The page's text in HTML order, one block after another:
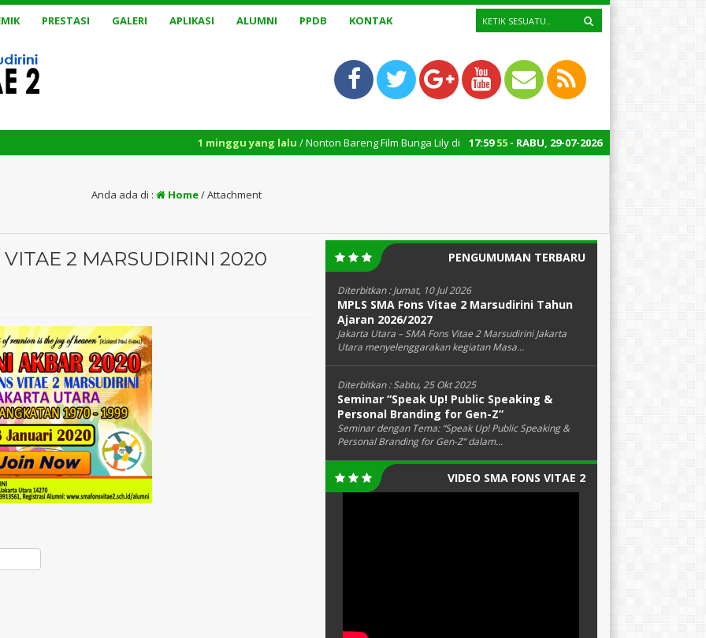
PRESTASI GALERI APLIKASI ALUMNI PPDB KONTAK
17:59 56 - RABU, 29-07-2026
1 minggu yang lalu/ Nonton Bareng Film Bunga Lily di Taman Revolusi: Rabu, 22 Juli 2026, Pukul: 08.00 s/d selesai
Anda ada di : Home/ Attachment
2 MARSUDIRINI 2020
PENGUMUMAN TERBARU
Diterbitkan :Jumat, 10 Jul 2026
MPLS SMA Fons Vitae 2 Marsudirini Tahun
Ajaran 2026/2027
Jakarta Utara – SMA Fons Vitae 2 Marsudirini Jakarta
Utara menyelenggarakan kegiatan Masa...
Diterbitkan :Sabtu, 25 Okt 2025
Seminar “Speak Up! Public Speaking &
Personal Branding for Gen-Z”
Seminar dengan Tema: “Speak Up! Public Speaking &
Personal Branding for Gen-Z” dalam...
VIDEO SMA FONS VITAE 2